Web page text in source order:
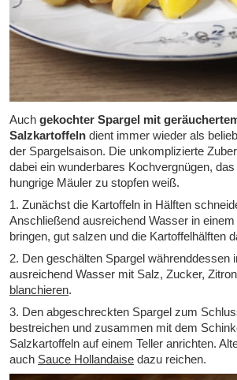
Auch gekochter Spargel mit
Salzkartoffeln dient immer wieder als
der Spargelsaison. Die unkomplizierte
dabei ein wunderbares Kochvergnügen,
hungrige Mäuler zu stopfen weiß.
1. Zunächst die Kartoffeln in Hälften
Anschließend ausreichend Wasser in
bringen, gut salzen und die Kartoffelhälften
2. Den geschälten Spargel währenddessen
ausreichend Wasser mit Salz, Zucker,
blanchieren.
3. Den abgeschreckten Spargel zum
bestreichen und zusammen mit dem
Salzkartoffeln auf einem Teller anrichten.
auch Sauce Hollandaise dazu reichen.